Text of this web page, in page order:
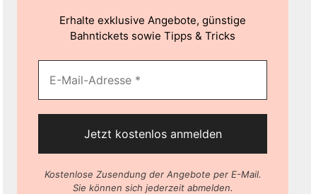
Erhalte exklusive Angebote, günstige
Bahntickets sowie Tipps & Tricks
Kostenlose Zusendung der Angebote per E-Mail.
Sie können sich jederzeit abmelden.